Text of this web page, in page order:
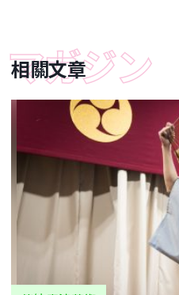
相關文章